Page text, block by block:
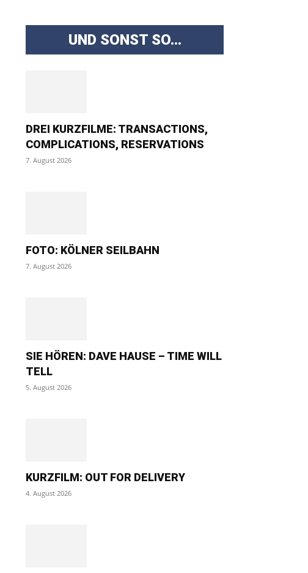
UND SONST SO...
DREI KURZFILME: TRANSACTIONS,
COMPLICATIONS, RESERVATIONS
7. August 2026
FOTO: KÖLNER SEILBAHN
7. August 2026
SIE HÖREN: DAVE HAUSE – TIME WILL
TELL
5. August 2026
KURZFILM: OUT FOR DELIVERY
4. August 2026